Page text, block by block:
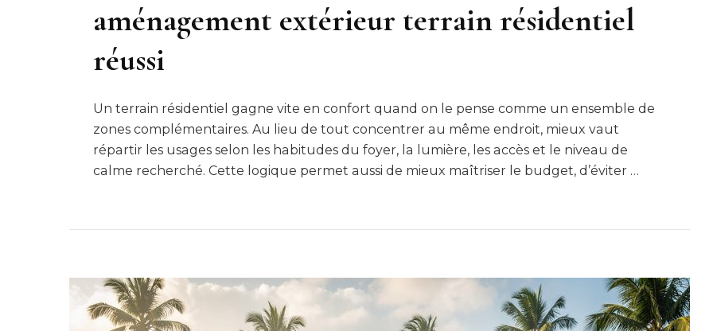
aménagement extérieur terrain résidentiel
réussi
Un terrain résidentiel gagne vite en confort quand on le pense comme un ensemble de
zones complémentaires. Au lieu de tout concentrer au même endroit, mieux vaut
répartir les usages selon les habitudes du foyer, la lumière, les accès et le niveau de
calme recherché. Cette logique permet aussi de mieux maîtriser le budget, d’éviter …